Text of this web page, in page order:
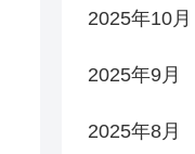
2025年10月
2025年9月
2025年8月